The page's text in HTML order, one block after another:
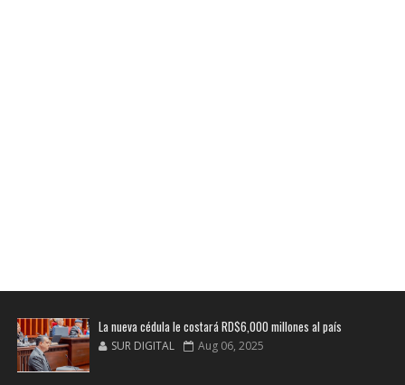
La nueva cédula le costará RD$6,000 millones al país
SUR DIGITAL Aug 06, 2025